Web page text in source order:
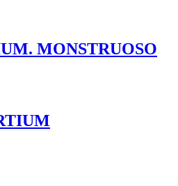
MONSTRUOSO